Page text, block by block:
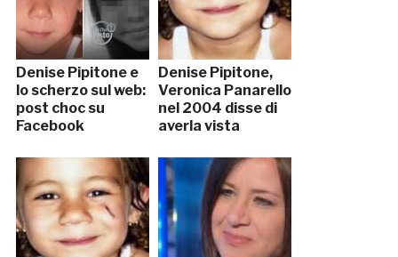
Denise Pipitone e
lo scherzo sul web:
post choc su
Facebook
Denise Pipitone,
Veronica Panarello
nel 2004 disse di
averla vista